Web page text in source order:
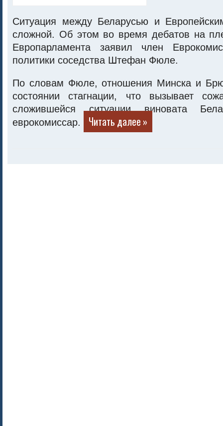
Ситуация между Беларусью и
сложной. Об этом во время дебатов на
Европарламента заявил член
политики соседства Штефан Фюле.
По словам Фюле, отношения Минска и
состоянии стагнации, что вызывает
сложившейся ситуации виновата
еврокомиссар.
Читать далее »